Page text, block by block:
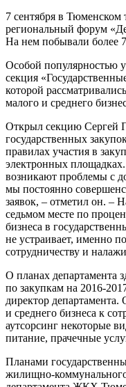
7 сентября в Тюменском
региональный форум
На нем побывали более
Особой популярностью
секция
которой
малого и среднего
Открыл секцию Сергей
государственных
правилах участия в
электронных
возникают проблемы с
мы постоянно
заявок, – отметил он. –
седьмом месте по
бизнеса в
не устраивает, именно
сотрудничеству и
О планах департамента
по закупкам на 2016-
директор департамента.
и среднего бизнеса к
аутсорсинг некоторые
питание, прачечные
Планами
жилищно-коммунального